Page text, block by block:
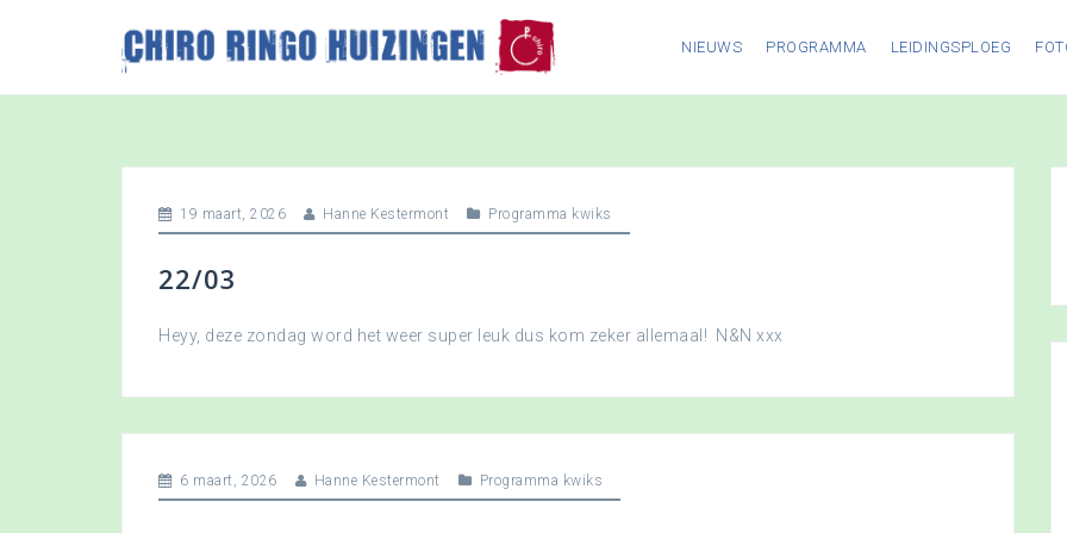
p
NIEUWS PROGRAMMA LEIDINGSPLOEG
19 maart, 2026 Hanne Kestermont Programma kwiks
22/03
Heyy, deze zondag word het weer super leuk dus kom zeker allemaal! N&N xxx
6 maart, 2026 Hanne Kestermont Programma kwiks